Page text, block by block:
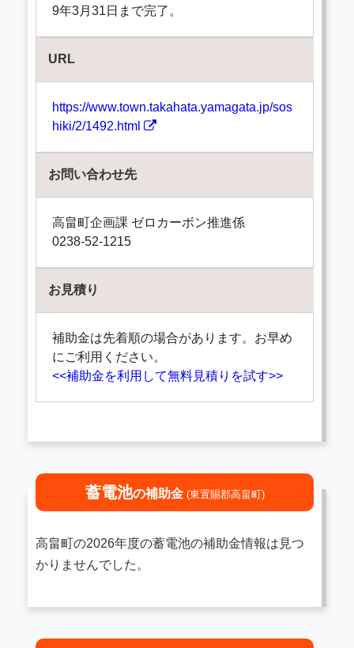
9年3月31日まで完了。
URL
https://www.town.takahata.yamagata.jp/sos
hiki/2/1492.html
お問い合わせ先
高畠町企画課 ゼロカーボン推進係
0238-52-1215
お見積り
補助金は先着順の場合があります。お早め
にご利用ください。
<<補助金を利用して無料見積りを試す>>
蓄電池の補助金 (東置賜郡高畠町)
高畠町の2026年度の蓄電池の補助金情報は見つ
かりませんでした。